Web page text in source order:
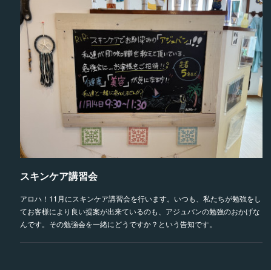
スキンケア講習会
アロハ！11月にスキンケア講習会を行います。いつも、私たちが勉強をし
てお客様により良い提案が出来ているのも、アジュバンの勉強のおかげな
んです。その勉強会を一緒にどうですか？という告知です。